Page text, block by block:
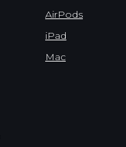
AirPods
iPad
Mac